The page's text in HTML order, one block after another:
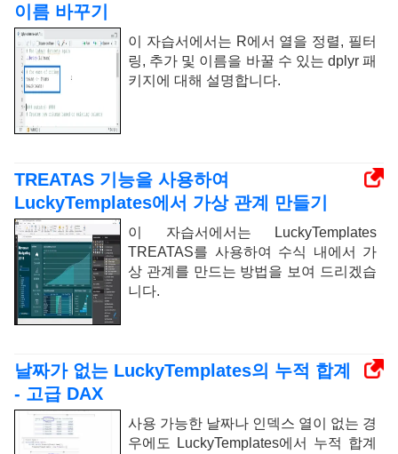
이름 바꾸기
이 자습서에서는 R에서 열을 정렬, 필터
링, 추가 및 이름을 바꿀 수 있는 dplyr 패
키지에 대해 설명합니다.
TREATAS 기능을 사용하여
LuckyTemplates에서 가상 관계 만들기
이 자습서에서는 LuckyTemplates
TREATAS를 사용하여 수식 내에서 가
상 관계를 만드는 방법을 보여 드리겠습
니다.
날짜가 없는 LuckyTemplates의 누적 합계
- 고급 DAX
사용 가능한 날짜나 인덱스 열이 없는 경
우에도 LuckyTemplates에서 누적 합계